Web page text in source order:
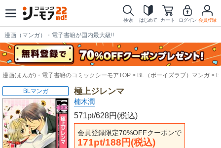
検索 はじめて カート ログイン 会員登録
漫画（マンガ）・電子書籍が国内最大級!!
漫画(まんが)・電子書籍のコミックシーモアTOP BL（ボーイズラブ）マンガ
極上ジレンマ
楠木潤
571pt/628円(税込)
会員登録限定70%OFFクーポンで
171pt/188円(税込)
BLマンガ